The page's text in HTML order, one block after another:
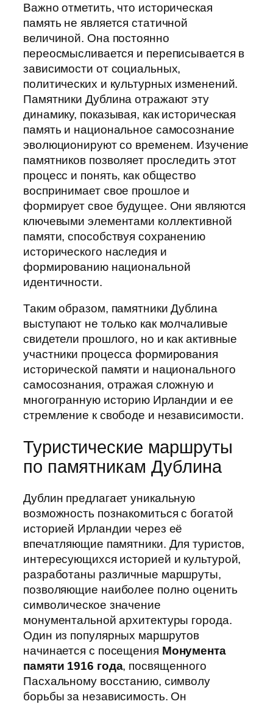
Важно отметить, что историческая
память не является статичной
величиной. Она постоянно
переосмысливается и переписывается в
зависимости от социальных,
политических и культурных изменений.
Памятники Дублина отражают эту
динамику, показывая, как историческая
память и национальное самосознание
эволюционируют со временем. Изучение
памятников позволяет проследить этот
процесс и понять, как общество
воспринимает свое прошлое и
формирует свое будущее. Они являются
ключевыми элементами коллективной
памяти, способствуя сохранению
исторического наследия и
формированию национальной
идентичности.
Таким образом, памятники Дублина
выступают не только как молчаливые
свидетели прошлого, но и как активные
участники процесса формирования
исторической памяти и национального
самосознания, отражая сложную и
многогранную историю Ирландии и ее
стремление к свободе и независимости.
Туристические маршруты
по памятникам Дублина
Дублин предлагает уникальную
возможность познакомиться с богатой
историей Ирландии через её
впечатляющие памятники. Для туристов,
интересующихся историей и культурой,
разработаны различные маршруты,
позволяющие наиболее полно оценить
символическое значение
монументальной архитектуры города.
Один из популярных маршрутов
начинается с посещения Монумента
памяти 1916 года, посвященного
Пасхальному восстанию, символу
борьбы за независимость. Он